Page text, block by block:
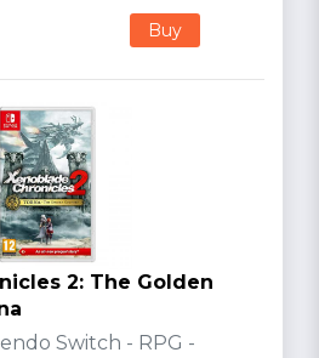
Buy
2: The Golden
Switch - RPG -